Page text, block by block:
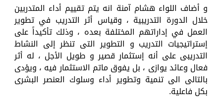
و أضاف اللواء هشام آمنة انه يتم تقييم أداء المتدربين
خلال الدورة التدريبية ، وقياس أثر التدريب في تطوير
العمل في إداراتهم المختلفة بعده ، وذلك تأكيداً على
إستراتيجيات التدريب و التطوير التى تنظر إلى النشاط
التدريبى على أنه إستثمار قصير و طويل الأجل ، له أثر
فعال وعائد يوازى ، بل يفوق ماتم الاستثمار فيه ، ويؤدى
بالتالى الى تنمية وتطوير أداء وسلوك العنصر البشرى
بكل فاعلية.